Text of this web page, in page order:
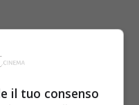
il tuo consenso